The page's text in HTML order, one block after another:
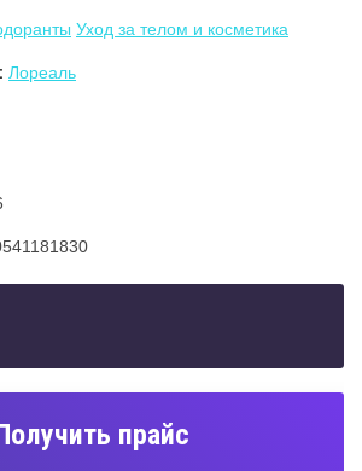
Уход за телом и косметика
Лореаль
прайс